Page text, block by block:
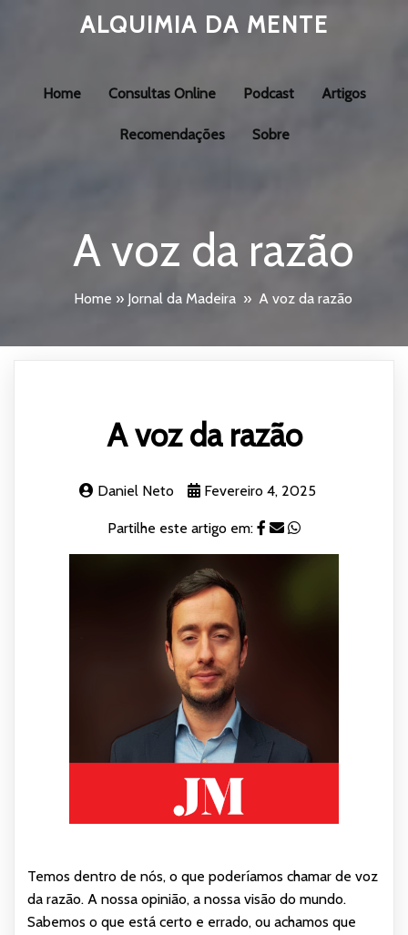
ALQUIMIA DA MENTE
Home Consultas Online Podcast Artigos
Recomendações Sobre
A voz da razão
Home » Jornal da Madeira » A voz da razão
A voz da razão
Daniel Neto Fevereiro 4, 2025
Partilhe este artigo em:
Temos dentro de nós, o que poderíamos chamar de voz
da razão. A nossa opinião, a nossa visão do mundo.
Sabemos o que está certo e errado, ou achamos que